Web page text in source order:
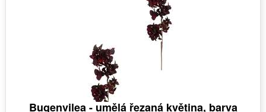
Bugenvilea - umělá řezaná květina, barva